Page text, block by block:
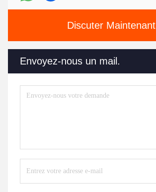
Discuter Maintenant
Envoyez-nous un mail.